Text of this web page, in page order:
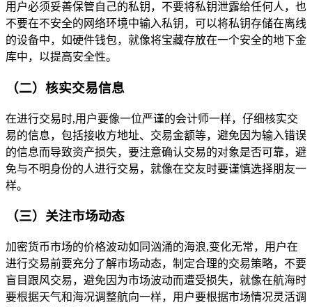
用户必须妥善保管自己的私钥，不要将私钥泄露给任何人，也
不要在不安全的网络环境中输入私钥，可以将私钥存储在离线
的设备中，如硬件钱包，就像将宝藏存放在一个安全的地下金
库中，以提高安全性。
（二）核实交易信息
在进行交易时,用户要像一位严谨的会计师一样，仔细核实交
易的信息，包括接收方地址、交易金额等，避免因为输入错误
的信息而导致资产损失，要注意确认交易的对象是否可靠，避
免与不明身份的人进行交易，就像在交友时要谨慎选择朋友一
样。
（三）关注市场动态
加密货币市场的价格波动如同汹涌的海浪,变化无常，用户在
进行交易前要充分了解市场动态，制定合理的交易策略，不要
盲目跟风交易，避免因为市场波动而遭受损失，就像在航海时
要根据天气和海况调整航向一样，用户要根据市场情况灵活调